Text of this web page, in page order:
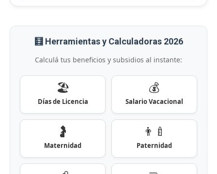
🧮 Herramientas y Calculadoras 2026
Calculá tus beneficios y subsidios al instante:
🏖️
Días de Licencia
💰
Salario Vacacional
🤰
Maternidad
👨‍🍼
Paternidad